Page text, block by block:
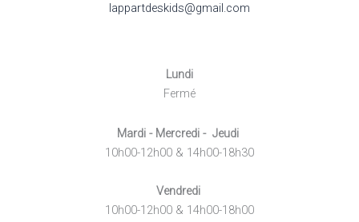
lappartdeskids@gmail.com
Lundi
Fermé
Mardi - Mercredi - Jeudi
10h00-12h00 & 14h00-18h30
Vendredi
10h00-12h00 & 14h00-18h00